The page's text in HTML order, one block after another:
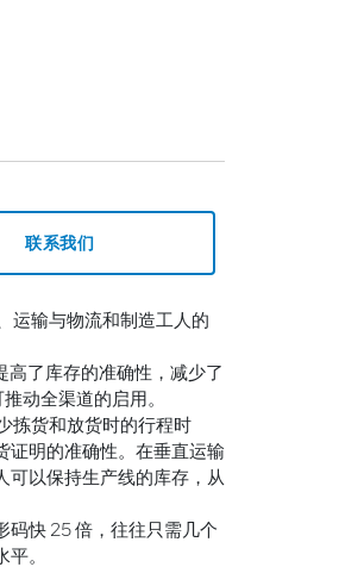
联系我们
运输与物流和制造工人的
高了库存的准确性，减少了
动全渠道的启用。
拣货和放货时的行程时
证明的准确性。在垂直运输
可以保持生产线的库存，从
码快 25 倍，往往只需几个
。